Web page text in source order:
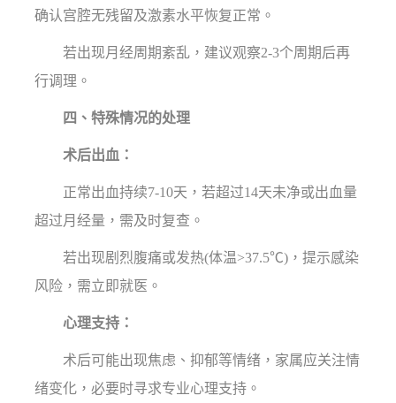
确认宫腔无残留及激素水平恢复正常。
若出现月经周期紊乱，建议观察2-3个周期后再
行调理。
四、特殊情况的处理
术后出血：
正常出血持续7-10天，若超过14天未净或出血量
超过月经量，需及时复查。
若出现剧烈腹痛或发热(体温>37.5℃)，提示感染
风险，需立即就医。
心理支持：
术后可能出现焦虑、抑郁等情绪，家属应关注情
绪变化，必要时寻求专业心理支持。